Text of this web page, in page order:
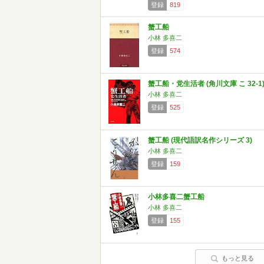
登録 819
蟹工船
小林 多喜二
登録
574
蟹工船・党生活者 (角川文庫 こ 32-1)
小林 多喜二
登録
525
蟹工船 (現代語訳名作シリーズ 3)
小林 多喜二
登録
159
小林多喜二蟹工船
小林 多喜二
登録
155
もっと見る